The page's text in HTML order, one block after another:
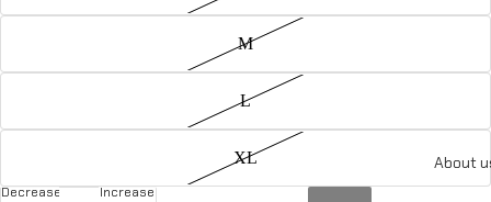
About
M
L
XL
Decrease
Increase